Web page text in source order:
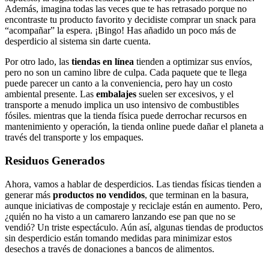
Además, imagina todas las veces que te has retrasado porque no
encontraste tu producto favorito y decidiste comprar un snack para
“acompañar” la espera. ¡Bingo! Has añadido un poco más de
desperdicio al sistema sin darte cuenta.
Por otro lado, las tiendas en línea tienden a optimizar sus envíos,
pero no son un camino libre de culpa. Cada paquete que te llega
puede parecer un canto a la conveniencia, pero hay un costo
ambiental presente. Las embalajes suelen ser excesivos, y el
transporte a menudo implica un uso intensivo de combustibles
fósiles. mientras que la tienda física puede derrochar recursos en
mantenimiento y operación, la tienda online puede dañar el planeta a
través del transporte y los empaques.
Residuos Generados
Ahora, vamos a hablar de desperdicios. Las tiendas físicas tienden a
generar más productos no vendidos, que terminan en la basura,
aunque iniciativas de compostaje y reciclaje están en aumento. Pero,
¿quién no ha visto a un camarero lanzando ese pan que no se
vendió? Un triste espectáculo. Aún así, algunas tiendas de productos
sin desperdicio están tomando medidas para minimizar estos
desechos a través de donaciones a bancos de alimentos.